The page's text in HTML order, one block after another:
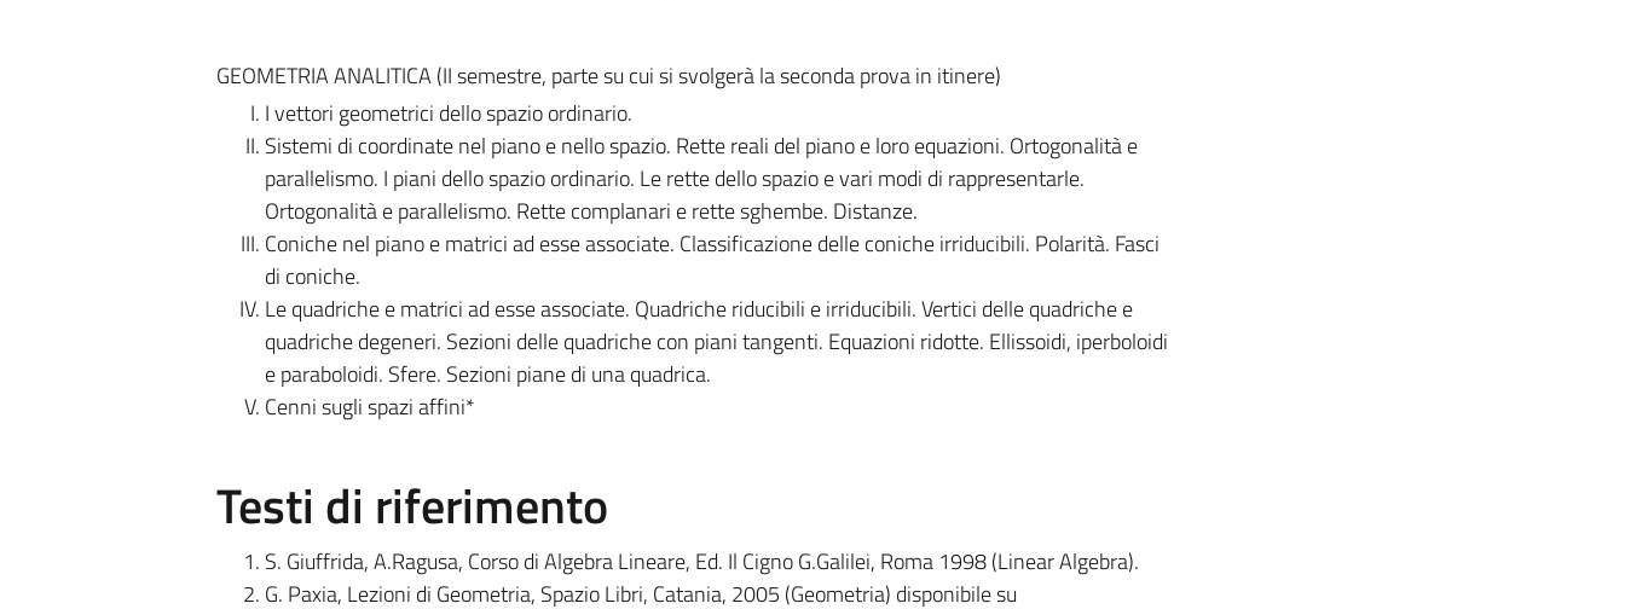
GEOMETRIA ANALITICA (II semestre, parte su cui si svolgerà la seconda prova in itinere)
I vettori geometrici dello spazio ordinario.
Sistemi di coordinate nel piano e nello spazio. Rette reali del piano e loro equazioni. Ortogonalità e
parallelismo. I piani dello spazio ordinario. Le rette dello spazio e vari modi di rappresentarle.
Ortogonalità e parallelismo. Rette complanari e rette sghembe. Distanze.
Coniche nel piano e matrici ad esse associate. Classificazione delle coniche irriducibili. Polarità. Fasci
di coniche.
Le quadriche e matrici ad esse associate. Quadriche riducibili e irriducibili. Vertici delle quadriche e
quadriche degeneri. Sezioni delle quadriche con piani tangenti. Equazioni ridotte. Ellissoidi, iperboloidi
e paraboloidi. Sfere. Sezioni piane di una quadrica.
Cenni sugli spazi affini*
Testi di riferimento
S. Giuffrida, A.Ragusa, Corso di Algebra Lineare, Ed. Il Cigno G.Galilei, Roma 1998 (Linear Algebra).
G. Paxia, Lezioni di Geometria, Spazio Libri, Catania, 2005 (Geometria) disponibile su